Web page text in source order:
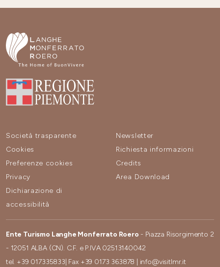
Società trasparente
Cookies
Preferenze cookies
Privacy
Dichiarazione di
accessibilità
Newsletter
Richiesta informazioni
Credits
Area Download
Ente Turismo Langhe Monferrato Roero - Piazza Risorgimento 2
- 12051 ALBA (CN). C.F. e P.IVA 02513140042
tel. +39 017335833 | Fax +39 0173 363878 info@visitlmr.it